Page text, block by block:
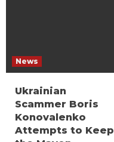
News
Ukrainian
Scammer Boris
Konovalenko
Attempts to Keep